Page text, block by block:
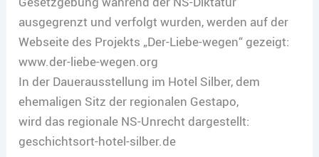
ausgegrenzt und verfolgt wurden, werden auf der
Webseite des Projekts „Der-Liebe-wegen“ gezeigt:
www.der-liebe-wegen.org
In der Dauerausstellung im Hotel Silber, dem
ehemaligen Sitz der regionalen Gestapo,
wird das regionale NS-Unrecht dargestellt:
geschichtsort-hotel-silber.de